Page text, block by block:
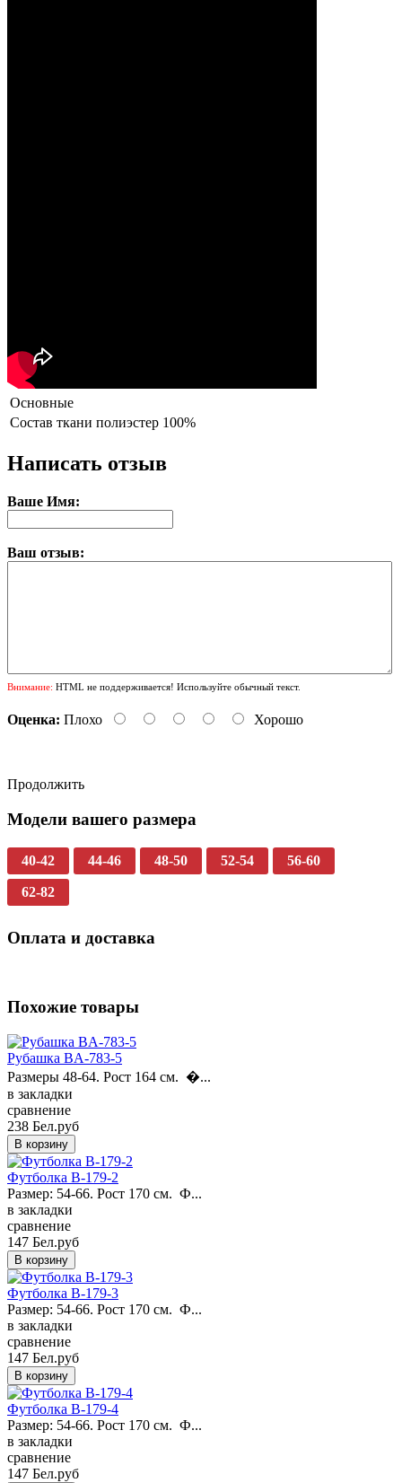
Основные
Состав ткани полиэстер 100%
Написать отзыв
Ваше Имя:
Ваш отзыв:
Внимание: HTML не поддерживается! Используйте обычный текст.
Оценка: Плохо Хорошо
Продолжить
Модели вашего размера
40-42 44-46 48-50 52-54 56-60
62-82
Оплата и доставка
Похожие товары
Рубашка BA-783-5
Размеры 48-64. Рост 164 см. �...
в закладки
сравнение
238 Бел.руб
Футболка B-179-2
Размер: 54-66. Рост 170 см. Ф...
в закладки
сравнение
147 Бел.руб
Футболка B-179-3
Размер: 54-66. Рост 170 см. Ф...
в закладки
сравнение
147 Бел.руб
Футболка B-179-4
Размер: 54-66. Рост 170 см. Ф...
в закладки
сравнение
147 Бел.руб